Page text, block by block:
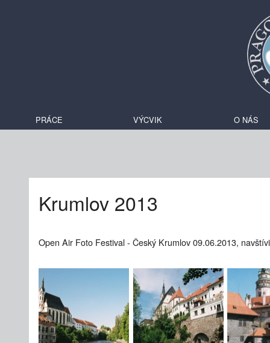
PRÁCE VÝCVIK O NÁS
Krumlov 2013
Open Air Foto Festival - Český Krumlov 09.06.2013,